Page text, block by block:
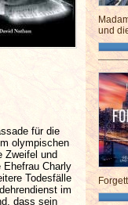
für die
olympischen
Zweifel und
Charly
Todesfälle
im
dass sein
und